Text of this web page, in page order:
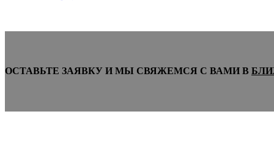
ОСТАВЬТЕ ЗАЯВКУ И МЫ СВЯЖЕМСЯ С ВАМИ В